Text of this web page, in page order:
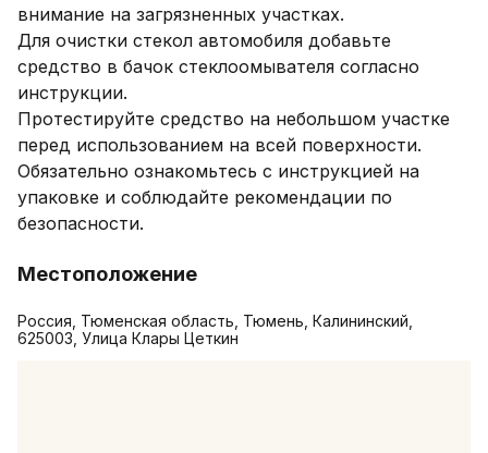
внимание на загрязненных участках.
Для очистки стекол автомобиля добавьте
средство в бачок стеклоомывателя согласно
инструкции.
Протестируйте средство на небольшом участке
перед использованием на всей поверхности.
Обязательно ознакомьтесь с инструкцией на
упаковке и соблюдайте рекомендации по
безопасности.
Местоположение
Россия, Тюменская область, Тюмень, Калининский,
625003, Улица Клары Цеткин